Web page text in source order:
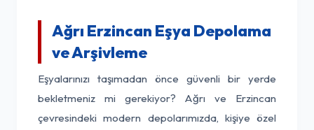
Ağrı Erzincan Eşya Depolama
ve Arşivleme
Eşyalarınızı taşımadan önce güvenli bir yerde
bekletmeniz mi gerekiyor? Ağrı ve Erzincan
çevresindeki modern depolarımızda, kişiye özel